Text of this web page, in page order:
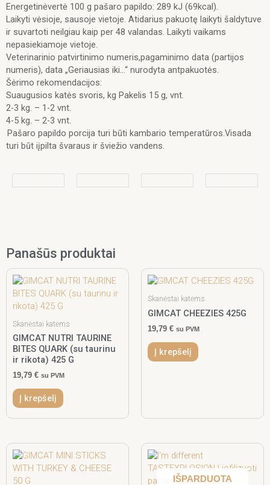
Energetinėvertė 100 g pašaro papildo: 289 kJ (69kcal).
Laikyti vėsioje, sausoje vietoje. Atidarius pakuotę laikyti šaldytuve
ir suvartoti neilgiau kaip per 48 valandas. Laikyti vaikams
nepasiekiamoje vietoje.
Veterinarinio patvirtinimo numeris,pagaminimo data (partijos
numeris), data „Geriausias iki…“ nurodyta antpakuotės.
Šėrimo rekomendacijos:
Suaugusios katės svoris, kg Pakelis 15 g, vnt.
2-3 kg. – 1-2 vnt.
4-5 kg. – 2-3 vnt.
Pašaro papildo porcija turi būti kambario temperatūros.Visada
turi būt iįpilta švaraus ir šviežio vandens.
Panašūs produktai
Skanėstai katėms
GIMCAT NUTRI TAURINE
BITES QUARK (su taurinu
ir rikota) 425 G
19,79 € su PVM
Į krepšelį
Skanėstai katėms
GIMCAT CHEEZIES 425G
19,79 € su PVM
Į krepšelį
IŠPARDUOTA